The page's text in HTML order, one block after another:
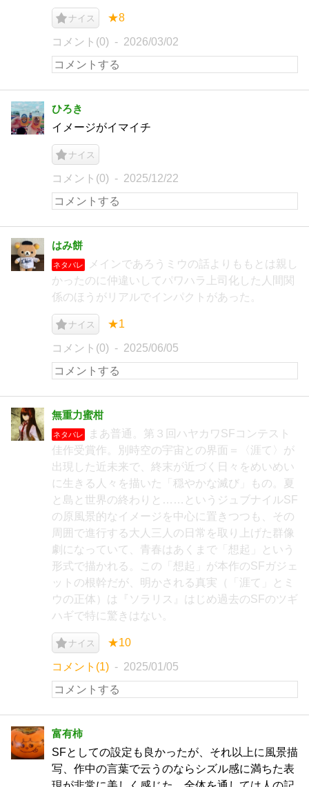
ナイス ★8
コメント(0) 2026/03/02
ひろき
イメージがイマイチ
ナイス
コメント(0) 2025/12/22
はみ餅
ネタバレ
メインであろうミウの話よりももとは親し
かったのに仲違いしてパワハラ上司化した人間関
係のほうがリアルでインパクトがあった。
ナイス ★1
コメント(0) 2025/06/05
無重力蜜柑
ネタバレ
まあ普通。第３回ハヤカワSFコンテスト
佳作受賞作。別時空の宇宙との界面＝〈涯て〉が
出現した近未来で、終末が近づく日々をめいめい
に生きる人々を描いた「穏やかな滅び」もの。夏
と島と世界の終わりと……というジュブナイルSF
の原風景的なイメージを中心に置きつつも、その
周囲で進行する大人三人の日常を取り上げた群像
劇になっていて、青春はあくまで「想起」という
形式で描かれる。この「想起」が本作のSFガジェ
ットの根幹だが、明かされる真実（「涯て」とミ
ウの正体）は『ソラリス』はじめ過去のSFのツギ
ハギで特に驚きはない。
ナイス ★10
コメント(1) 2025/01/05
富有柿
SFとしての設定も良かったが、それ以上に風景描
写、作中の言葉で云うのならシズル感に満ちた表